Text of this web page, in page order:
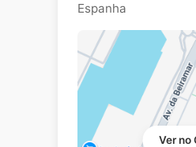
Espanha
Ver no